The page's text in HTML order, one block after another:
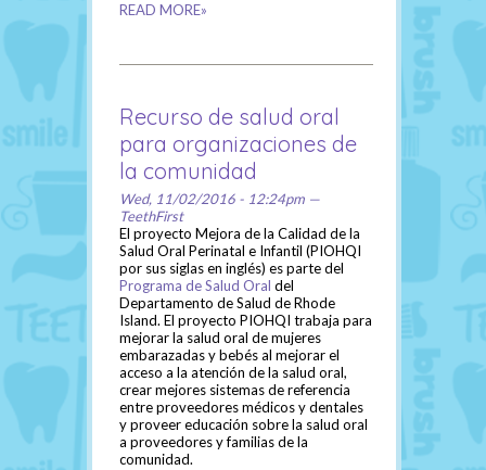
READ MORE»
Recurso de salud oral
para organizaciones de
la comunidad
Wed, 11/02/2016 - 12:24pm —
TeethFirst
El proyecto Mejora de la Calidad de la
Salud Oral Perinatal e Infantil (PIOHQI
por sus siglas en inglés) es parte del
Programa de Salud Oral del
Departamento de Salud de Rhode
Island. El proyecto PIOHQI trabaja para
mejorar la salud oral de mujeres
embarazadas y bebés al mejorar el
acceso a la atención de la salud oral,
crear mejores sistemas de referencia
entre proveedores médicos y dentales
y proveer educación sobre la salud oral
a proveedores y familias de la
comunidad.